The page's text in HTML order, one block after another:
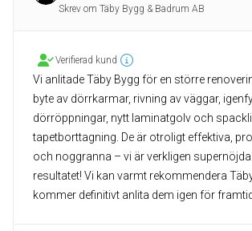
Skrev om Täby Bygg & Badrum AB
Verifierad kund
Vi anlitade Täby Bygg för en större
byte av dörrkarmar, rivning av väggar,
dörröppningar, nytt laminatgolv och
tapetborttagning. De är otroligt effektiva,
och noggranna – vi är verkligen
resultatet! Vi kan varmt rekommendera
kommer definitivt anlita dem igen för